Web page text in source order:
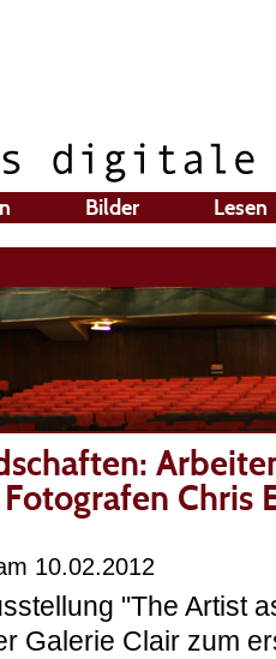
Bilder Lesen
Chris
10.02.2012
"The Artist
Galerie Clair zum